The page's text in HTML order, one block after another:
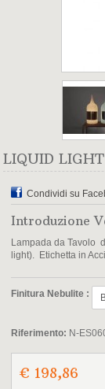
LIQUID
Condividi su
Introduzione
Lampada da Tavolo
light). Etichetta in
Finitura Nebulite :
Riferimento: N-
€ 198,86